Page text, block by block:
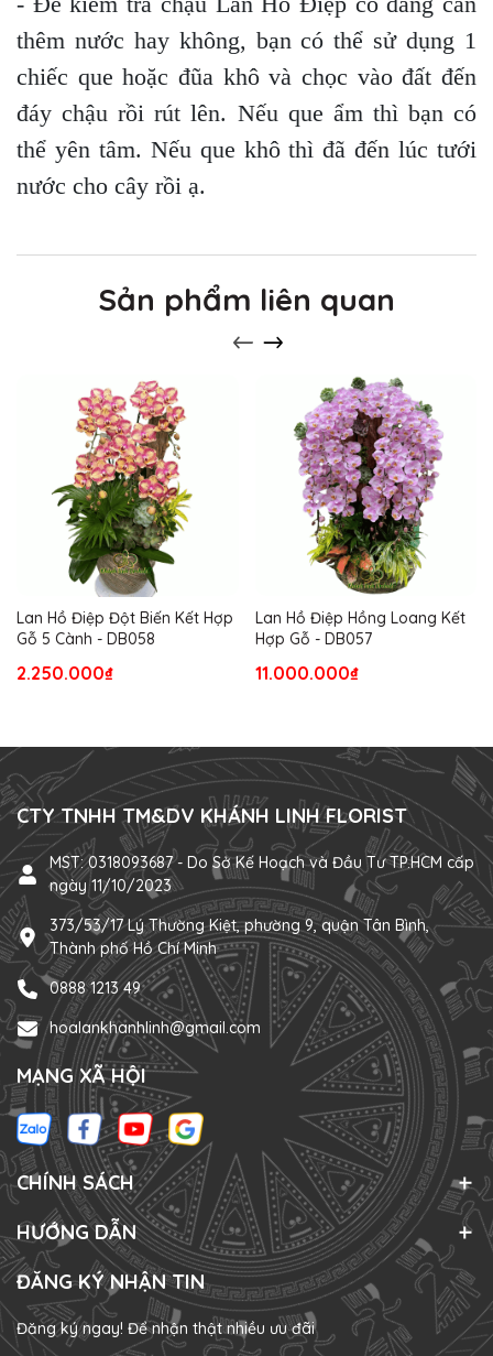
thêm nước hay không, bạn có thể sử dụng 1
chiếc que hoặc đũa khô và chọc vào đất đến
đáy chậu rồi rút lên. Nếu que ẩm thì bạn có
thể yên tâm. Nếu que khô thì đã đến lúc tưới
nước cho cây rồi ạ.
Sản phẩm liên quan
Lan Hồ Điệp Đột Biến Kết Hợp
Gỗ 5 Cành - DB058
2.250.000₫
Lan Hồ Điệp Hồng Loang Kết
Hợp Gỗ - DB057
11.000.000₫
CTY TNHH TM&DV KHÁNH LINH FLORIST
MST: 0318093687 - Do Sở Kế Hoạch và Đầu Tư TP.HCM cấp
ngày 11/10/2023
373/53/17 Lý Thường Kiệt, phường 9, quận Tân Bình,
Thành phố Hồ Chí Minh
0888 1213 49
hoalankhanhlinh@gmail.com
MẠNG XÃ HỘI
CHÍNH SÁCH
HƯỚNG DẪN
ĐĂNG KÝ NHẬN TIN
Đăng ký ngay! Để nhận thật nhiều ưu đãi